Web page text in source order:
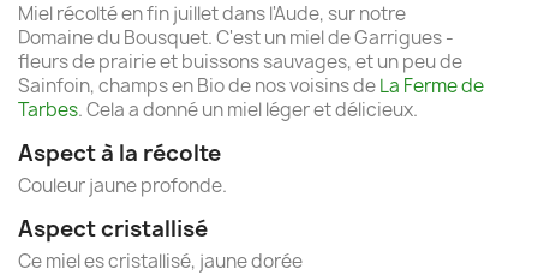
Miel récolté en fin juillet dans l'Aude, sur notre
Domaine du Bousquet. C'est un miel de Garrigues -
fleurs de prairie et buissons sauvages, et un peu de
Sainfoin, champs en Bio de nos voisins deLa Ferme de
Tarbes. Cela a donné un miel léger et délicieux.
Aspect à la récolte
Couleur jaune profonde.
Aspect cristallisé
Ce miel es cristallisé, jaune dorée